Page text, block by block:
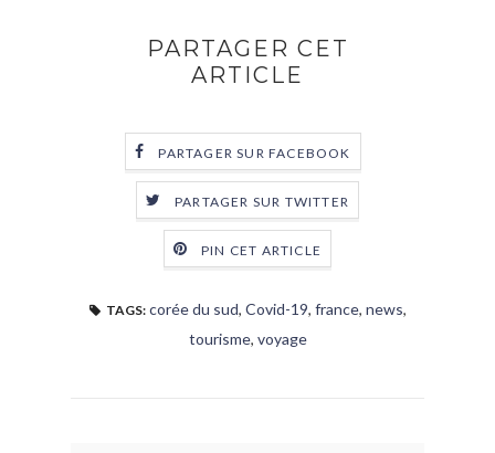
PARTAGER CET
ARTICLE
PARTAGER SUR FACEBOOK
PARTAGER SUR TWITTER
PIN CET ARTICLE
TAGS: corée du sud, Covid-19, france, news,
tourisme, voyage